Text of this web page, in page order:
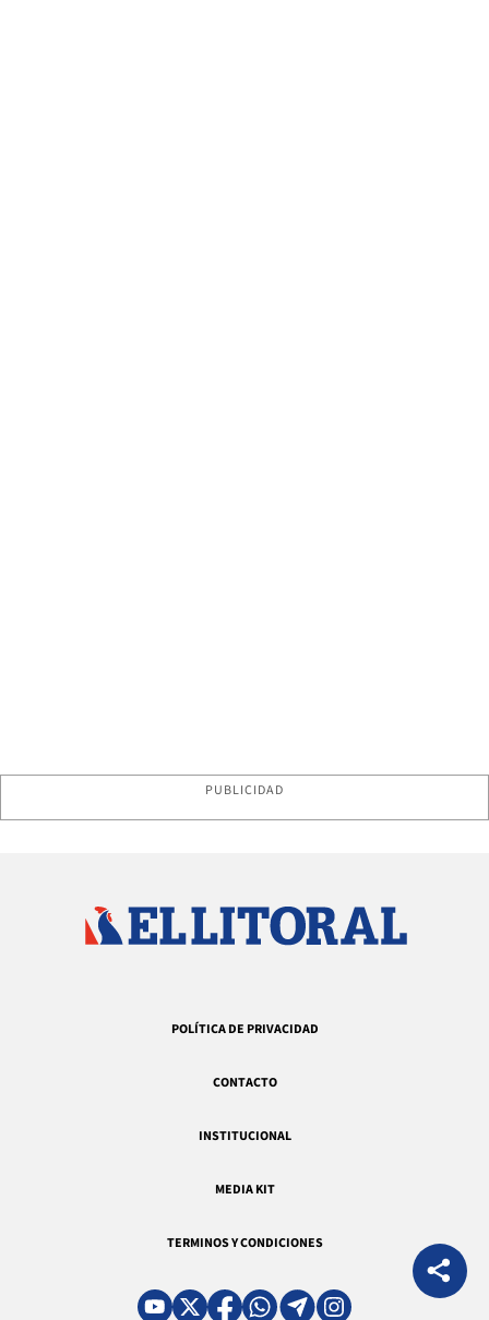
PUBLICIDAD
POLÍTICA DE PRIVACIDAD
CONTACTO
INSTITUCIONAL
MEDIA KIT
TERMINOS Y CONDICIONES